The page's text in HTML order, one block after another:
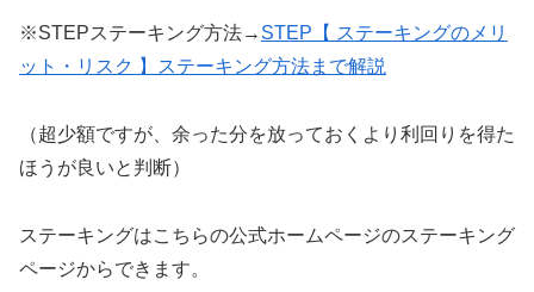
※STEPステーキング方法→ STEP【 ステーキングのメリ
ット・リスク 】ステーキング方法まで解説
（超少額ですが、余った分を放っておくより利回りを得た
ほうが良いと判断）
ステーキングはこちらの公式ホームページのステーキング
ページからできます。